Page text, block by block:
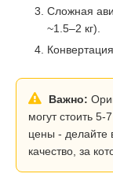
Сложная
~1.5–2 кг).
Важно:
могут стоить
цены - делайте
качество, за